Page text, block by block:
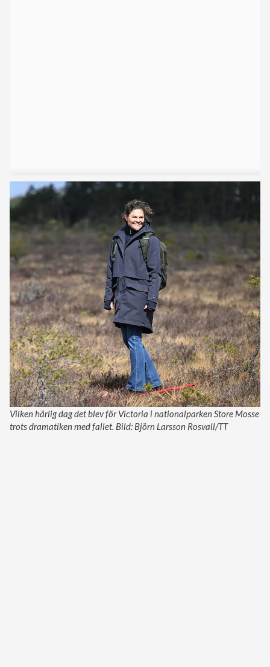
Vilken härlig dag det blev för Victoria i nationalparken Store Mosse
trots dramatiken med fallet. Bild: Björn Larsson Rosvall/TT